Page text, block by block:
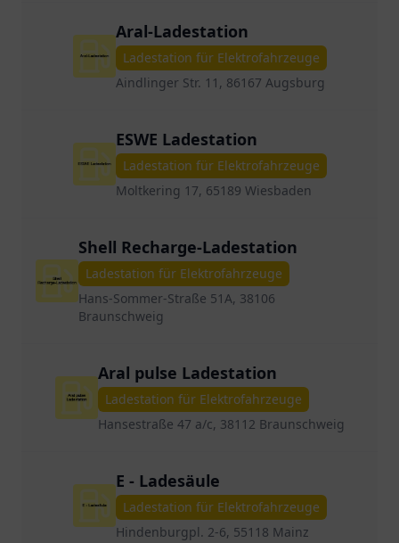
Aral-Ladestation
Ladestation für Elektrofahrzeuge
Aindlinger Str. 11, 86167 Augsburg
ESWE Ladestation
Ladestation für Elektrofahrzeuge
Moltkering 17, 65189 Wiesbaden
Shell Recharge-Ladestation
Ladestation für Elektrofahrzeuge
Hans-Sommer-Straße 51A, 38106
Braunschweig
Aral pulse Ladestation
Ladestation für Elektrofahrzeuge
Hansestraße 47 a/c, 38112 Braunschweig
E - Ladesäule
Ladestation für Elektrofahrzeuge
Hindenburgpl. 2-6, 55118 Mainz